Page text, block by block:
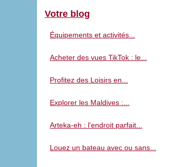
Votre blog
Équipements et activités...
Acheter des vues TikTok : le...
Profitez des Loisirs en...
Explorer les Maldives :...
Arteka-eh : l'endroit parfait...
Louez un bateau avec ou sans...